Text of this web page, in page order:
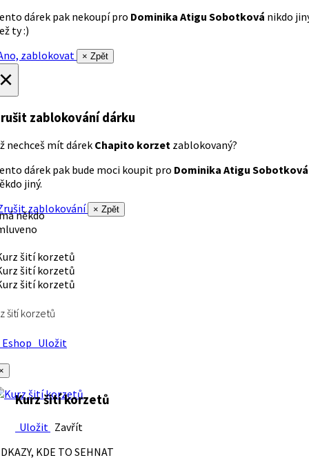
dárek pak nekoupí pro Dominika Atigu Sobotková nikdo
ty :)
zablokovat
× Zpět
zablokování dárku
nechceš mít dárek Chapito korzet zablokovaný?
dárek pak bude moci koupit pro Dominika Atigu Sobotková
jiný.
zablokování
× Zpět
někdo
šití korzetů
Uložit
Kurz šití korzetů
Uložit Zavřít
KDE TO SEHNAT